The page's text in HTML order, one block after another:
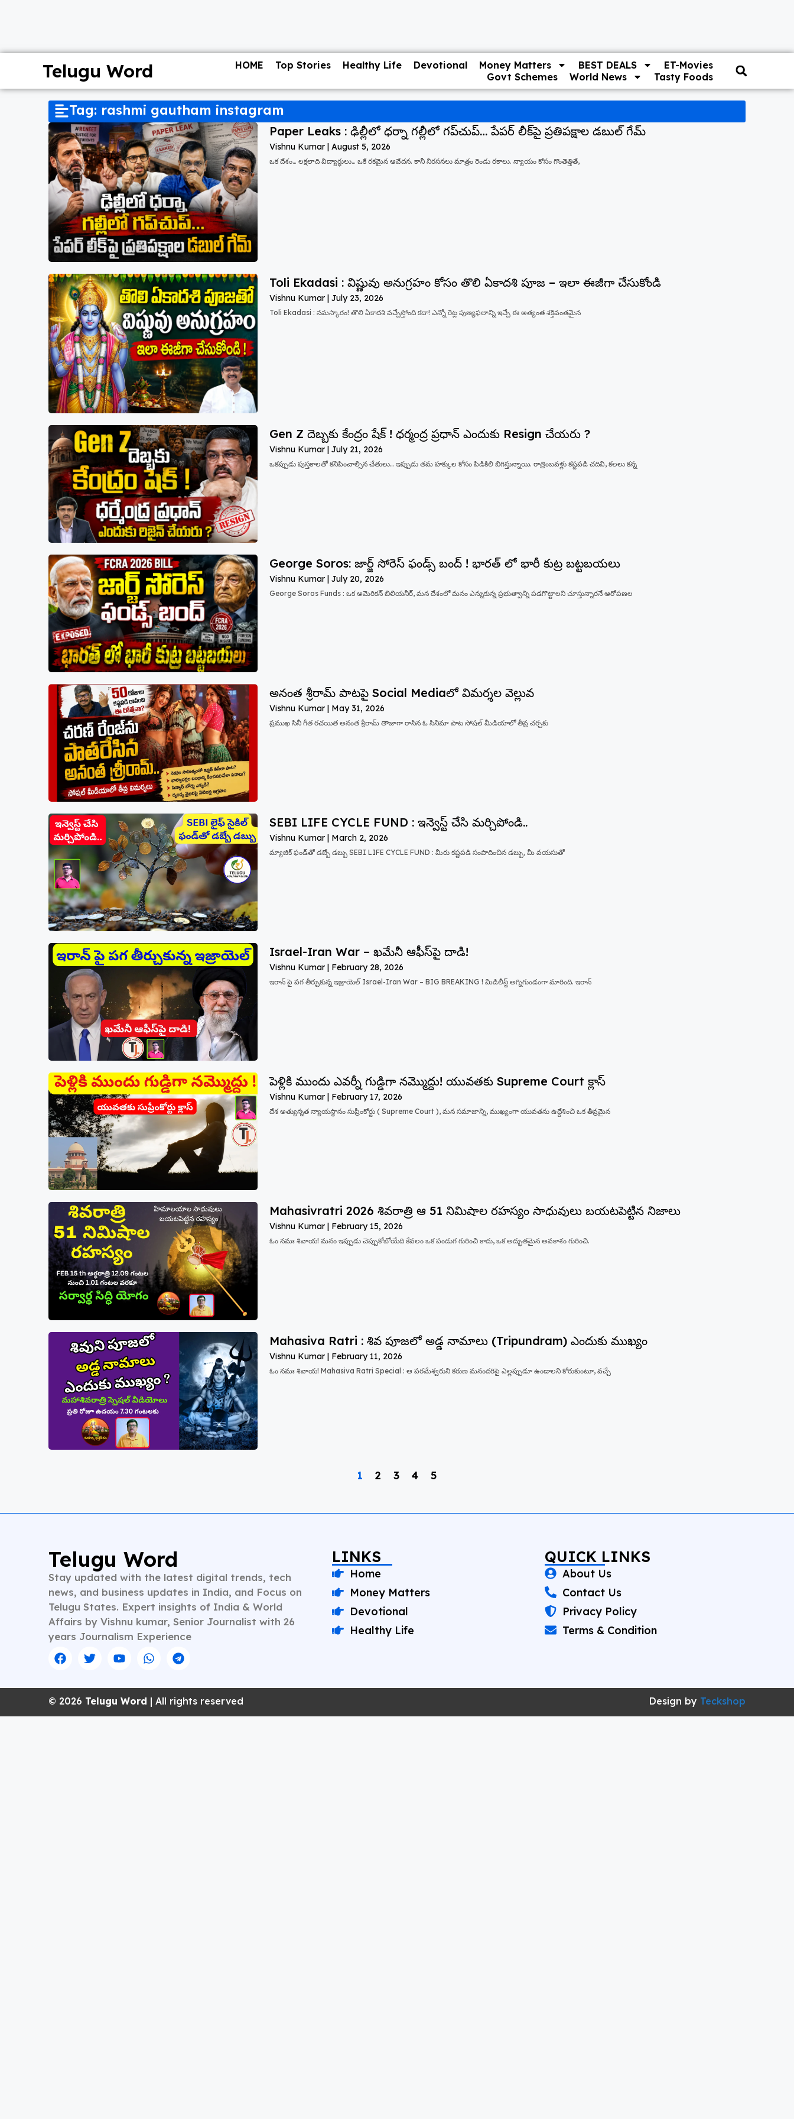
Telugu Word HOME Top Stories Healthy Life Devotional Money Matters BEST DEALS
ET-Movies
Govt Schemes
World News Tasty Foods
Tag: rashmi gautham instagram
Paper Leaks : ఢిల్లీలో ధర్నా గల్లీలో గప్‌చుప్… పేపర్ లీక్‌పై ప్రతిపక్షాల డబుల్ గేమ్
Vishnu Kumar August 5, 2026
ఒక దేశం… లక్షలాది విద్యార్థులు… ఒకే రకమైన ఆవేదన. కానీ నిరసనలు మాత్రం రెండు రకాలు. న్యాయం కోసం గొంతెత్తితే,
Toli Ekadasi : విష్ణువు అనుగ్రహం కోసం తొలి ఏకాదశి పూజ – ఇలా ఈజీగా చేసుకోండి
Vishnu Kumar July 23, 2026
Toli Ekadasi : నమస్కారం! తొలి ఏకాదశి వచ్చేస్తోంది కదా! ఎన్నో రెట్ల పుణ్యఫలాన్ని ఇచ్చే ఈ అత్యంత శక్తివంతమైన
Gen Z దెబ్బకు కేంద్రం షేక్ ! ధర్మంద్ర ప్రధాన్ ఎందుకు Resign చేయరు ?
Vishnu Kumar July 21, 2026
ఒకప్పుడు పుస్తకాలతో కనిపించాల్సిన చేతులు… ఇప్పుడు తమ హక్కుల కోసం పిడికిలి బిగిస్తున్నాయి. రాత్రింబవళ్లు కష్టపడి చదివి, కలలు కన్న
George Soros: జార్జ్ సోరెస్ ఫండ్స్ బంద్ ! భారత్ లో భారీ కుట్ర బట్టబయలు
Vishnu Kumar July 20, 2026
George Soros Funds : ఒక అమెరికన్ బిలియనీర్, మన దేశంలో మనం ఎన్నుకున్న ప్రభుత్వాన్ని పడగొట్టాలని చూస్తున్నారనే ఆరోపణల
అనంత శ్రీరామ్ పాటపై Social Mediaలో విమర్శల వెల్లువ
Vishnu Kumar May 31, 2026
ప్రముఖ సినీ గీత రచయిత అనంత శ్రీరామ్ తాజాగా రాసిన ఓ సినిమా పాట సోషల్ మీడియాలో తీవ్ర చర్చకు
SEBI LIFE CYCLE FUND : ఇన్వెస్ట్ చేసి మర్చిపోండి..
Vishnu Kumar March 2, 2026
మ్యాజిక్ ఫండ్‌తో డబ్బే డబ్బు SEBI LIFE CYCLE FUND : మీరు కష్టపడి సంపాదించిన డబ్బు, మీ వయసుతో
Israel-Iran War – ఖమేనీ ఆఫీస్‌పై దాడి!
Vishnu Kumar February 28, 2026
ఇరాన్ పై పగ తీర్చుకున్న ఇజ్రాయెల్ Israel-Iran War – BIG BREAKING ! మిడిలీస్ట్ అగ్నిగుండంగా మారింది. ఇరాన్
పెళ్లికి ముందు ఎవర్నీ గుడ్డిగా నమ్మొద్దు! యువతకు Supreme Court క్లాస్
Vishnu Kumar February 17, 2026
దేశ అత్యున్నత న్యాయస్థానం సుప్రీంకోర్టు ( Supreme Court ), మన సమాజాన్ని, ముఖ్యంగా యువతను ఉద్దేశించి ఒక తీవ్రమైన
Mahasivratri 2026 శివరాత్రి ఆ 51 నిమిషాల రహస్యం సాధువులు బయటపెట్టిన నిజాలు
Vishnu Kumar February 15, 2026
ఓం నమః శివాయ! మనం ఇప్పుడు చెప్పుకోబోయేది కేవలం ఒక పండుగ గురించి కాదు, ఒక అద్భుతమైన అవకాశం గురించి.
Mahasiva Ratri : శివ పూజలో అడ్డ నామాలు (Tripundram) ఎందుకు ముఖ్యం
Vishnu Kumar February 11, 2026
ఓం నమః శివాయ! Mahasiva Ratri Special : ఆ పరమేశ్వరుని కరుణ మనందరిపై ఎల్లప్పుడూ ఉండాలని కోరుకుంటూ, వచ్చే
1 2 3 4 5
Telugu Word
Stay updated with the latest digital trends, tech
news, and business updates in India, and Focus on
Telugu States. Expert insights of India & World
Affairs by Vishnu kumar, Senior Journalist with 26
years Journalism Experience
LINKS
Home
Money Matters
Devotional
Healthy Life
QUICK LINKS
About Us
Contact Us
Privacy Policy
Terms & Condition
© 2026 Telugu Word | All rights reserved Design by Teckshop